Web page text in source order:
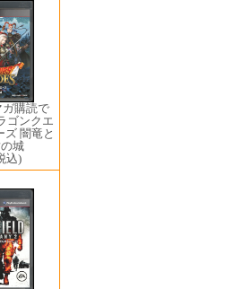
購読で
ゴンクエ
ズ 闇竜と
城
込)